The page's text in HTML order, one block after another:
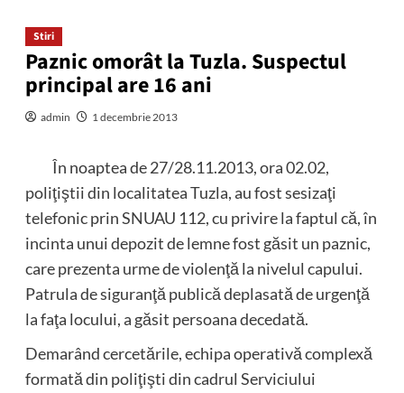
Stiri
Paznic omorât la Tuzla. Suspectul
principal are 16 ani
admin 1 decembrie 2013
În noaptea de 27/28.11.2013, ora 02.02,
poliţiştii din localitatea Tuzla, au fost sesizaţi
telefonic prin SNUAU 112, cu privire la faptul că, în
incinta unui depozit de lemne fost găsit un paznic,
care prezenta urme de violenţă la nivelul capului.
Patrula de siguranţă publică deplasată de urgenţă
la faţa locului, a găsit persoana decedată.
Demarând cercetările, echipa operativă complexă
formată din poliţişti din cadrul Serviciului